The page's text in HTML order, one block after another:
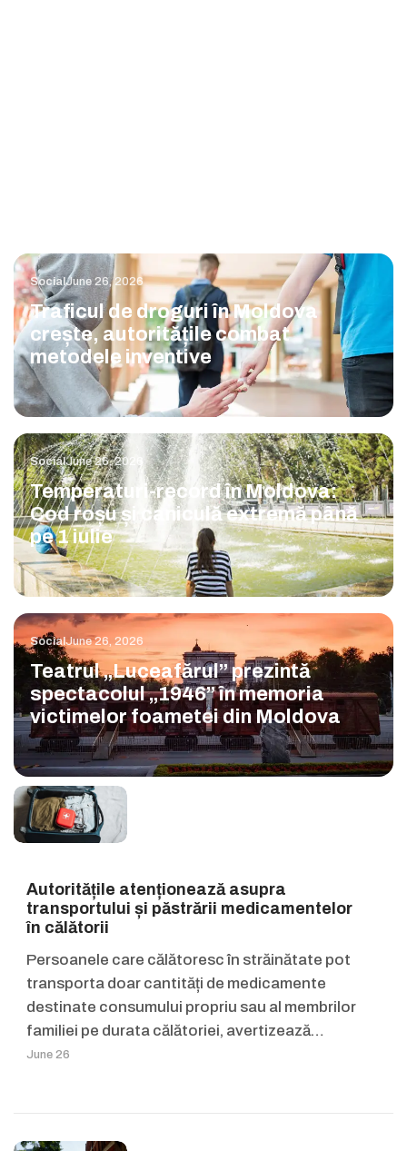
Social June 26, 2026
Traficul de droguri în Moldova
crește, autoritățile combat
metodele inventive
SocialJune 26, 2026
Temperaturi-record în Moldova:
Cod roșu și caniculă extremă până
pe 1 iulie
SocialJune 26, 2026
Teatrul „Luceafărul” prezintă
spectacolul „1946” în memoria
victimelor foametei din Moldova
Autoritățile atenționează asupra
transportului și păstrării medicamentelor
în călătorii
Persoanele care călătoresc în străinătate pot
transporta doar cantități de medicamente
destinate consumului propriu sau al membrilor
familiei pe durata călătoriei, avertizează…
June 26